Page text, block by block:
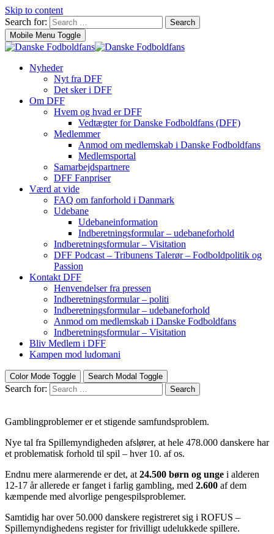
Skip to content
Search for:
Search
Mobile Menu Toggle
Nyheder
Nyt fra DFF
Det sker i DFF
Om DFF
Hvem og hvad er DFF
Vedtægter for Danske Fodboldfans (DFF)
Medlemmer
Anmod om medlemskab i Danske Fodboldfans
Medlemsportal
Samarbejdspartnere
DFF Fanpriser
Værd at vide
FAQ om fanforhold i Danmark
Udebane
Udebaneinformation
Indberetningsformular – udebaneforhold
Indberetningsformular – Visitation
DFF Podcast – Tribunens Talerør – Fodboldpolitik og
Passion
Kontakt DFF
Henvendelser fra pressen
Indberetningsformular – politi
Indberetningsformular – udebaneforhold
Anmod om medlemskab i Danske Fodboldfans
Indberetningsformular – Visitation
Bliv Medlem i DFF
Kampen mod ludomani
Color Mode Toggle Search Modal Toggle
Search for: Search
Gamblingproblemer er et stigende samfundsproblem.
Nye tal fra Spillemyndigheden afslører, at hele 478.000 danskere har
et problematisk forhold til spil – hver 10. af os.
Endnu mere alarmerende er det, at 24.500 børn og unge i alderen
12-17 år allerede er fanget i farlig gambling, med 2.600 af dem
kæmpende med alvorlige pengespilsproblemer.
Samtidig har over 50.000 danskere registreret sig i ROFUS –
Spillemyndighedens register for frivilligt udelukkede spillere.